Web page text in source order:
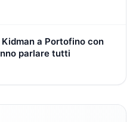
a Portofino con
parlare tutti